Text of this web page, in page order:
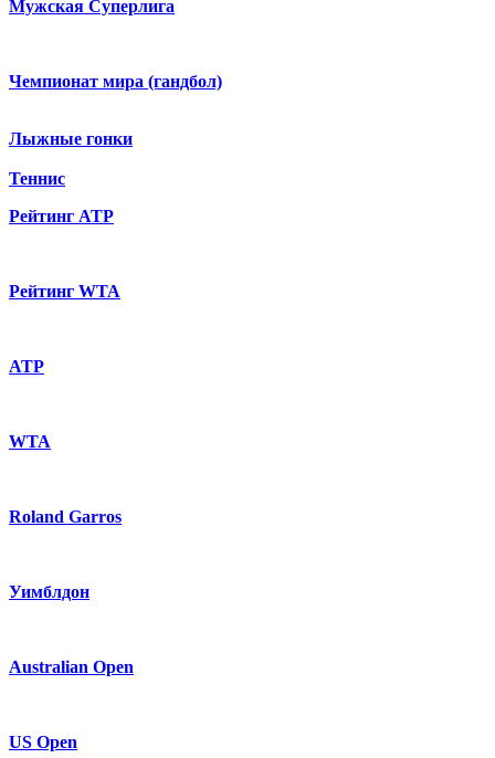
Мужская Суперлига
Чемпионат мира (гандбол)
Лыжные гонки
Теннис
Рейтинг ATP
Рейтинг WTA
ATP
WTA
Roland Garros
Уимблдон
Australian Open
US Open